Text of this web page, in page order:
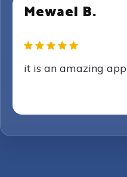
Mewael B.
it is an amazing app